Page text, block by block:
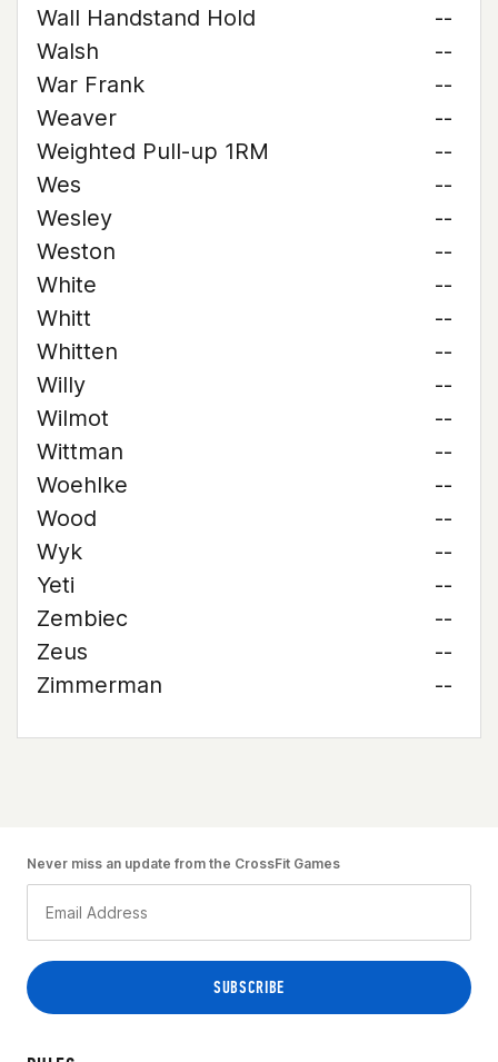
Wall Handstand Hold
--
Walsh
--
War Frank
--
Weaver
--
Weighted Pull-up 1RM
--
Wes
--
Wesley
--
Weston
--
White
--
Whitt
--
Whitten
--
Willy
--
Wilmot
--
Wittman
--
Woehlke
--
Wood
--
Wyk
--
Yeti
--
Zembiec
--
Zeus
--
Zimmerman
--
Never miss an update from the CrossFit Games